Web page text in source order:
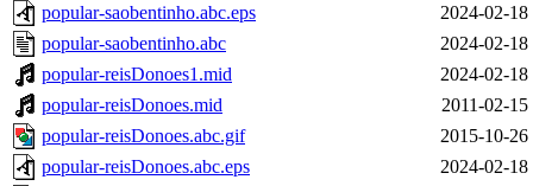
popular-saobentinho.abc.eps
2024-02-18
popular-saobentinho.abc
2024-02-18
popular-reisDonoes1.mid
2024-02-18
popular-reisDonoes.mid
2011-02-15
popular-reisDonoes.abc.gif
2015-10-26
popular-reisDonoes.abc.eps
2024-02-18